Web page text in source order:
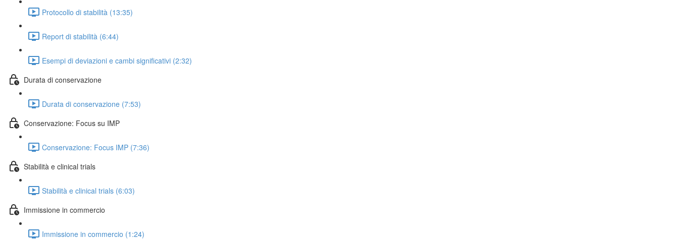
Protocollo di stabilità (13:35)
Report di stabilità (6:44)
Esempi di deviazioni e cambi significativi (2:32)
Durata di conservazione
Durata di conservazione (7:53)
Conservazione: Focus su IMP
Conservazione: Focus IMP (7:36)
Stabilità e clinical trials
Stabilità e clinical trials (6:03)
Immissione in commercio
Immissione in commercio (1:24)